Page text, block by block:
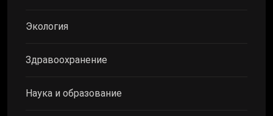
Экология
Здравоохранение
Наука и образование